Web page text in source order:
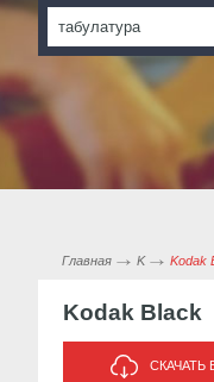
табулатура
Главная K Kodak
Kodak Black
СКАЧАТЬ